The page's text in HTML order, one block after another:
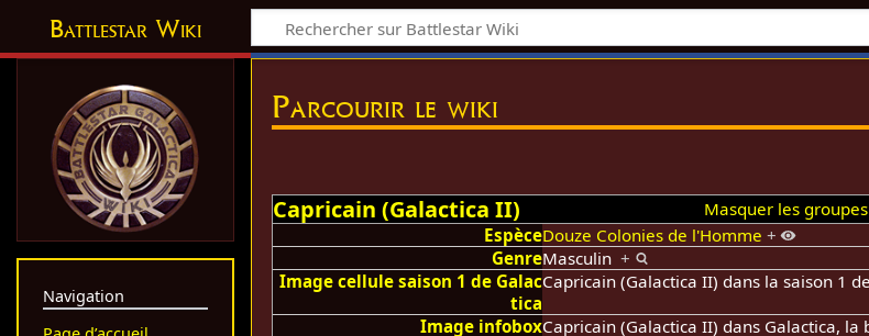
Battlestar Wiki
Parcourir le wiki
Capricain (Galactica II) Masquer les groupes
EspèceDouze Colonies de l'Homme +
GenreMasculin+
Image cellule saison 1 de Galac
tica
Capricain (Galactica II) dans la saison 1
Image infoboxCapricain (Galactica II) dans Galactica,
Navigation